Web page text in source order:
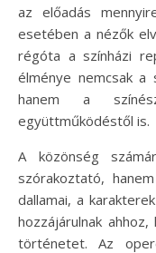
az előadás
esetében a nézők
régóta a színházi
élménye nemcsak a
hanem a
együttműködéstől is.
A közönség
szórakoztató,
dallamai, a
hozzájárulnak
történetet. Az